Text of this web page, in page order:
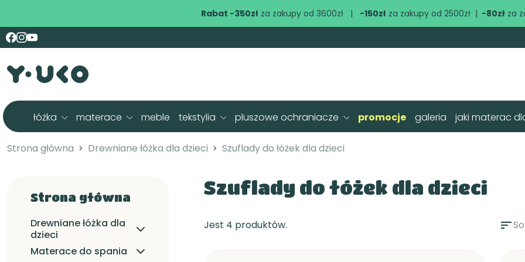
Rabat -350złza zakupy od 3600zł | -150złza zakupy od 2500zł | -80złza
łóżka materace meble tekstylia pluszowe ochraniacze promocje galeria jaki materac
Strona główna Drewniane łóżka dla dzieci Szuflady do łóżek dla dzieci
Strona główna
Drewniane łóżka dla
dzieci
Materace do spania
Szuflady do łóżek dla dzieci
Jest 4 produktów. sort